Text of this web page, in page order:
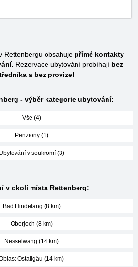
Rettenbergu obsahuje přímé kontakty
Rezervace ubytování probíhají bez
a bez provize!
- výběr kategorie ubytování:
Vše (4)
Penziony (1)
Ubytování v soukromí (3)
v okolí místa Rettenberg:
Bad Hindelang (8 km)
Oberjoch (8 km)
Nesselwang (14 km)
Ostallgäu (14 km)